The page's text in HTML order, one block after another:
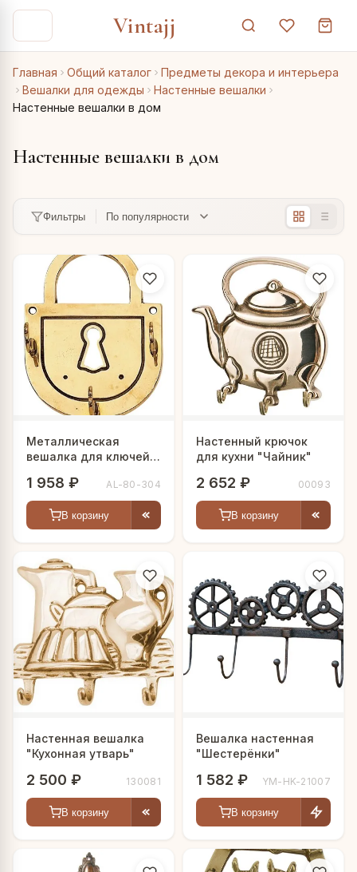
Vintajj
Главная Общий каталог
Предметы декора и интерьера
Вешалки для одежды
Настенные вешалки
Настенные вешалки в дом
Настенные вешалки в дом
Фильтры
Металлическая
вешалка для ключей
1 958 ₽ AL-80-304
В корзину
Настенный крючок
для кухни "Чайник"
2 652 ₽ 00093
В корзину
Настенная вешалка
"Кухонная утварь"
2 500 ₽ 130081
В корзину
Вешалка настенная
"Шестерёнки"
1 582 ₽ YM-HK-21007
В корзину